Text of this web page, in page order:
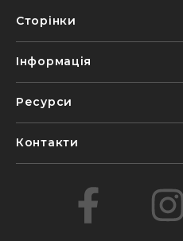
Сторінки
Інформація
Ресурси
Контакти